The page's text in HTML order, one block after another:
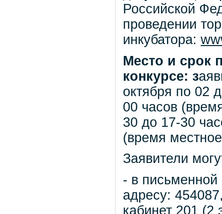
Российской
проведении
инкубатора:
Место и срок
конкурсе: з
октября по 02
00 часов
30 до 17-30
(время
Заявители
- в письменной
адресу:
кабинет 201 (2